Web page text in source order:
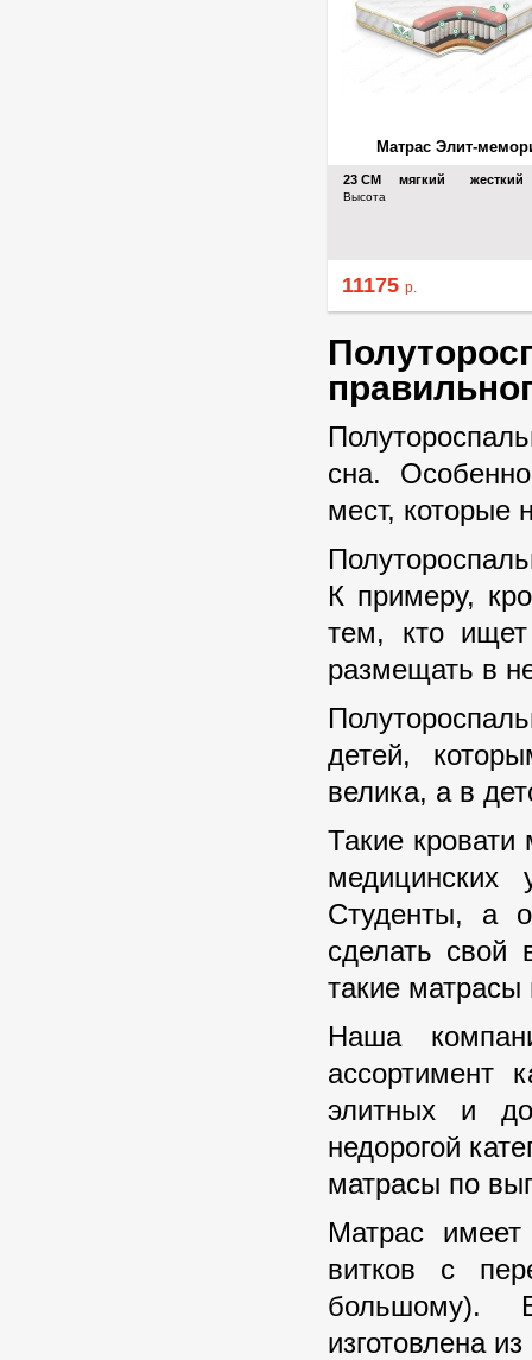
11175 р.
Матрас Элит-
23 СМ
Высота
мягкий жесткий
сна.
мест, которые
К примеру,
тем, кто ищет
размещать в
детей,
велика, а в
Такие кровати
Студенты, а
сделать свой
такие
Наша
ассортимент
элитных и
недорогой
матрасы по
Матрас
витков с
большому).
изготовлена